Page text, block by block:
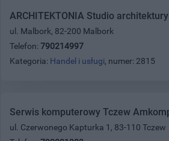
ARCHITEKTONIA Studio
ul. Malbork, 82-200 Malbork
Telefon: 790214997
Kategoria: Handel i usługi, numer: 2815
Serwis komputerowy Tczew
ul. Czerwonego Kapturka 1, 83-110 Tczew